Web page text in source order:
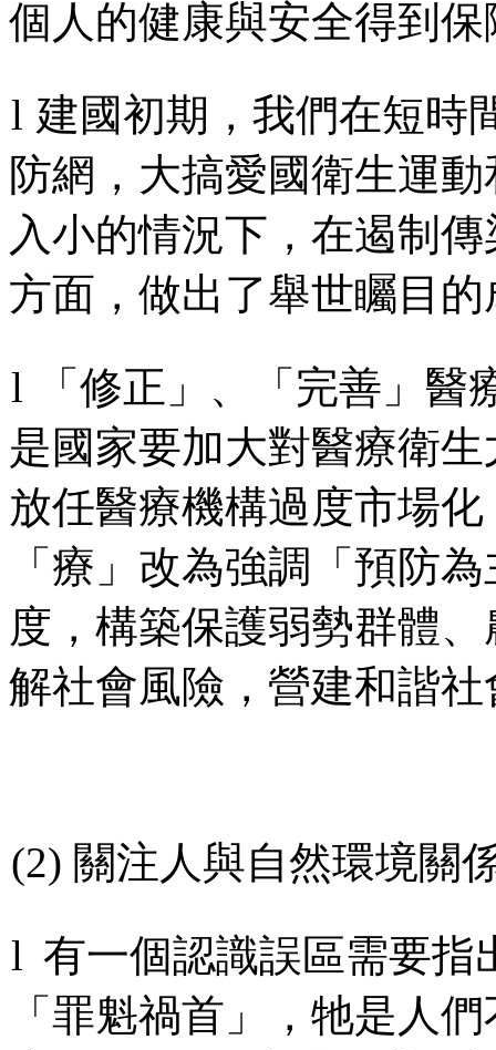
個人的健康與安全得到
l 建國初期，我們在短時
防網，大搞愛國衛生運
入小的情況下，在遏制
方面，做出了舉世矚目的
l
「修正」、「完善」
是國家要加大對醫療衛
放任醫療機構過度市場
「療」改為強調「預防
度，構築保護弱勢群體
解社會風險，營建和諧社
(2) 關注人與自然環境關
l 有一個認識誤區需要指
「罪魁禍首」，牠是人